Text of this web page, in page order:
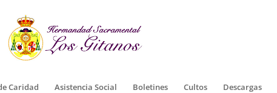
Caridad Asistencia Social Boletines Cultos Descargas